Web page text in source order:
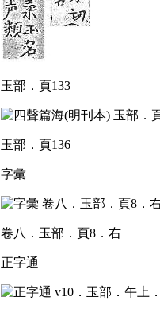
玉部．頁133
玉部．頁136
字彙
卷八．玉部．頁8．右
正字通